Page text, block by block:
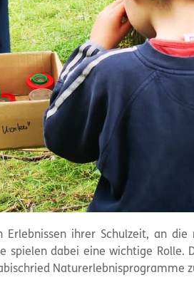
Erlebnissen ihrer Schulzeit, an
spielen dabei eine wichtige
Naturerlebnisprogramme